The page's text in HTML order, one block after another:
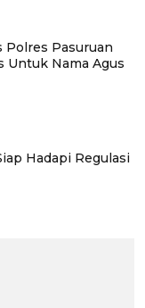
Polres Pasuruan
Untuk Nama Agus
Hadapi Regulasi